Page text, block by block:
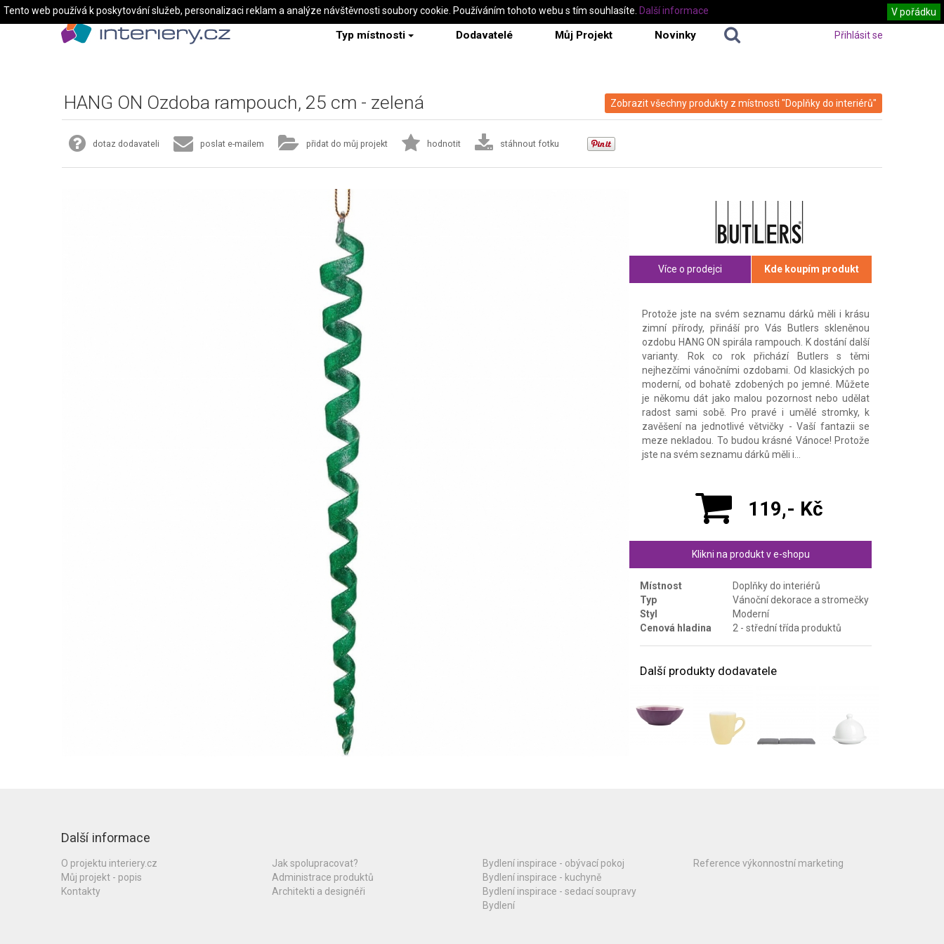
Typ místnosti Dodavatelé Můj Projekt Novinky Přihlásit se
Zobrazit všechny produkty z místnosti "Doplňky do interiérů"
HANG ON Ozdoba rampouch, 25 cm - zelená
dotaz dodavateli poslat e-mailem přidat do můj projekt hodnotit stáhnout fotku
Více o prodejci Kde koupím produkt
Protože jste na svém seznamu dárků měli i krásu
zimní přírody, přináší pro Vás Butlers skleněnou
ozdobu HANG ON spirála rampouch. K dostání další
varianty. Rok co rok přichází Butlers s těmi
nejhezčími vánočními ozdobami. Od klasických po
moderní, od bohatě zdobených po jemné. Můžete
je někomu dát jako malou pozornost nebo udělat
radost sami sobě. Pro pravé i umělé stromky, k
zavěšení na jednotlivé větvičky - Vaší fantazii se
meze nekladou. To budou krásné Vánoce! Protože
jste na svém seznamu dárků měli i…
119,- Kč
Klikni na produkt v e-shopu
Místnost
Doplňky do interiérů
Typ
Vánoční dekorace a stromečky
Styl
Moderní
Cenová hladina
2 - střední třída produktů
Další produkty dodavatele
Další informace
O projektu interiery.cz
Můj projekt - popis
Kontakty
Jak spolupracovat?
Administrace produktů
Architekti a designéři
Bydlení inspirace - obývací pokoj
Bydlení inspirace - kuchyně
Bydlení inspirace - sedací soupravy
Bydlení
Reference výkonnostní marketing
Tento web používá k poskytování služeb, personalizaci reklam a analýze návštěvnosti soubory cookie. Používáním tohoto webu s tím souhlasíte. V pořádku
Další informace